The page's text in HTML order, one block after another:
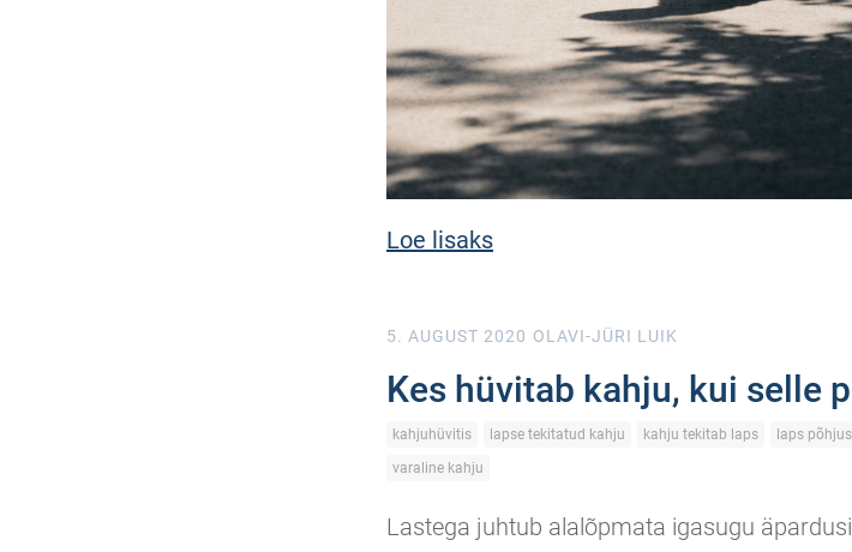
Loe lisaks
5. AUGUST 2020 OLAVI-JÜRI LUIK
Kes hüvitab kahju, kui selle
kahjuhüvitis lapse tekitatud kahju kahju tekitab laps laps
varaline kahju
Lastega juhtub alalõpmata igasugu